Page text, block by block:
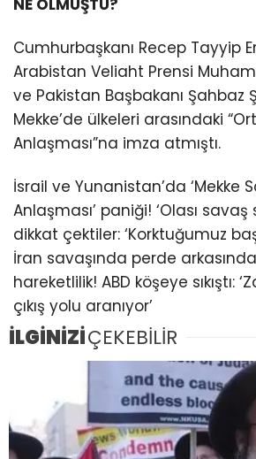
NE OLMUŞTU?
Cumhurbaşkanı Recep Tayyip
Arabistan Veliaht Prensi
ve Pakistan Başbakanı Şahbaz
Mekke’de ülkeleri arasındaki
Anlaşması”na imza atmıştı.
İsrail ve Yunanistan’da ‘Mekke
Anlaşması’ paniği! ‘Olası
dikkat çektiler: ‘Korktuğumuz
İran savaşında perde
hareketlilik! ABD köşeye sıkıştı:
çıkış yolu aranıyor’
İLGİNİZİÇEKEBİLİR